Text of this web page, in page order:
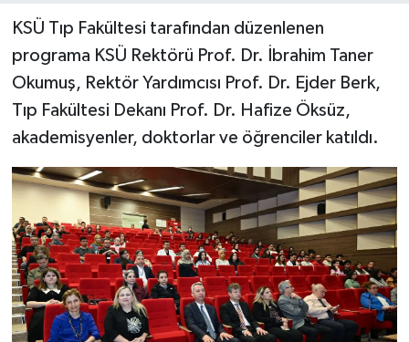
KSÜ Tıp Fakültesi tarafından düzenlenen
programa KSÜ Rektörü Prof. Dr. İbrahim Taner
Okumuş, Rektör Yardımcısı Prof. Dr. Ejder Berk,
Tıp Fakültesi Dekanı Prof. Dr. Hafize Öksüz,
akademisyenler, doktorlar ve öğrenciler katıldı.